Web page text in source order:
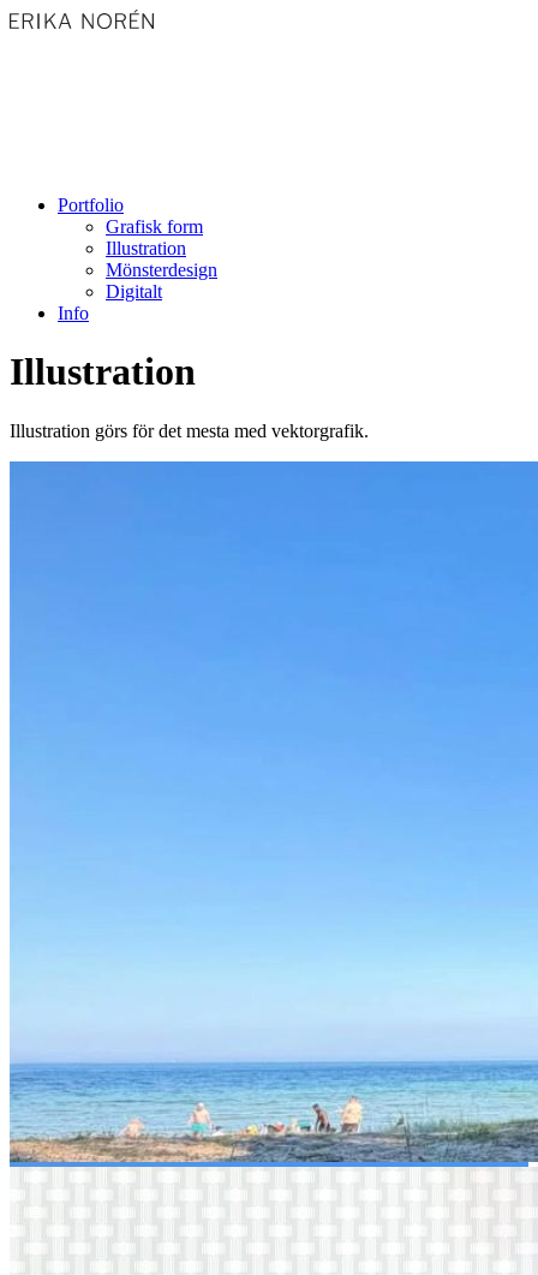
Portfolio
Grafisk form
Illustration
Mönsterdesign
Digitalt
Info
Illustration
Illustration görs för det mesta med vektorgrafik.